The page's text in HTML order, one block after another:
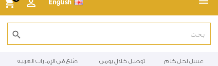
shopping_cart
search
عسل نحل خام
توصيل خلال يومي
صُنع في الإمارات العربية